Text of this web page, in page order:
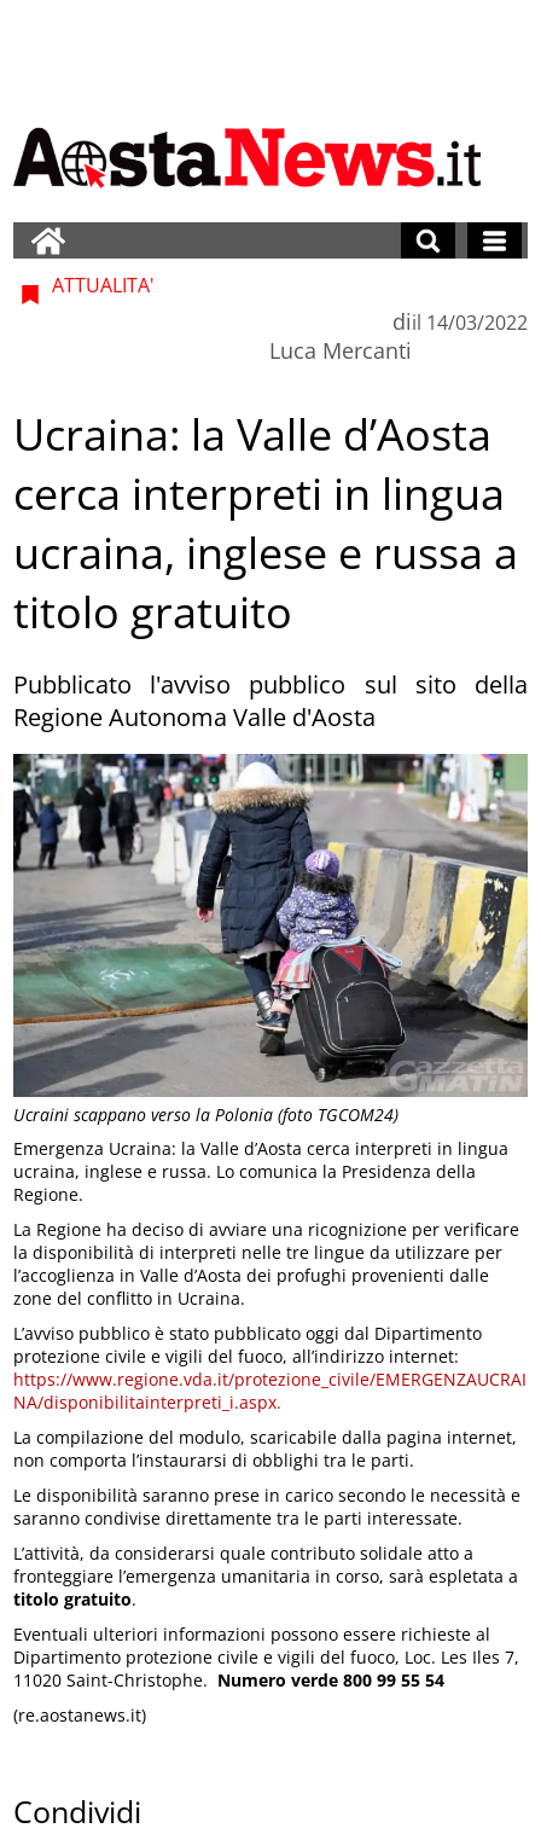
Ucraini scappano verso la Polonia (foto TGCOM24)
ATTUALITA'
di
Luca Mercanti
il 14/03/2022
Ucraina: la Valle d’Aosta
cerca interpreti in lingua
ucraina, inglese e russa a
titolo gratuito
Pubblicato l'avviso pubblico sul sito della
Regione Autonoma Valle d'Aosta
Emergenza Ucraina: la Valle d’Aosta cerca interpreti in lingua
ucraina, inglese e russa. Lo comunica la Presidenza della
Regione.
La Regione ha deciso di avviare una ricognizione per verificare
la disponibilità di interpreti nelle tre lingue da utilizzare per
l’accoglienza in Valle d’Aosta dei profughi provenienti dalle
zone del conflitto in Ucraina.
L’avviso pubblico è stato pubblicato oggi dal Dipartimento
protezione civile e vigili del fuoco, all’indirizzo internet:
https://www.regione.vda.it/protezione_civile/EMERGENZAUCRAI
NA/disponibilitainterpreti_i.aspx.
La compilazione del modulo, scaricabile dalla pagina internet,
non comporta l’instaurarsi di obblighi tra le parti.
Le disponibilità saranno prese in carico secondo le necessità e
saranno condivise direttamente tra le parti interessate.
L’attività, da considerarsi quale contributo solidale atto a
fronteggiare l’emergenza umanitaria in corso, sarà espletata a
titolo gratuito.
Eventuali ulteriori informazioni possono essere richieste al
Dipartimento protezione civile e vigili del fuoco, Loc. Les Iles 7,
11020 Saint-Christophe. Numero verde 800 99 55 54
(re.aostanews.it)
Condividi